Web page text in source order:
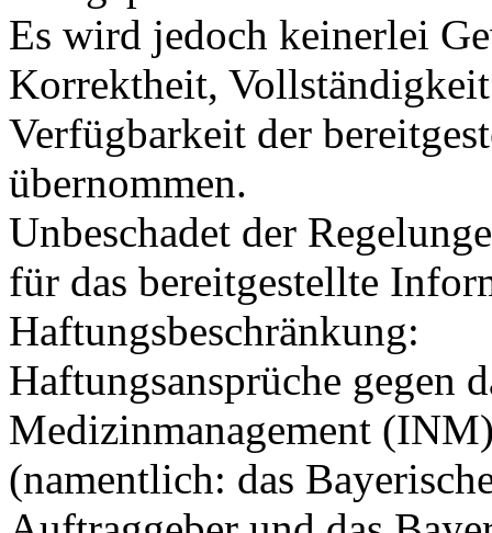
Es wird jedoch keinerlei
Korrektheit,
Verfügbarkeit der
übernommen.
Unbeschadet der
für das bereitgestellte
Haftungsbeschränkung:
Haftungsansprüche
Medizinmanagement
(namentlich: das